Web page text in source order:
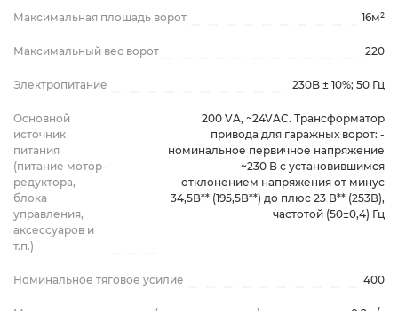
Максимальная площадь ворот 16м²
Максимальный вес ворот 220
Электропитание 230B ± 10%; 50 Гц
Основной
источник
питания
(питание мотор-
редуктора,
блока
управления,
аксессуаров и
т.п.)
200 VA, ~24VAC. Трансформатор
привода для гаражных ворот: -
номинальное первичное напряжение
~230 В с установившимся
отклонением напряжения от минус
34,5В** (195,5В**) до плюс 23 В** (253В),
частотой (50±0,4) Гц
Номинальное тяговое усилие 400